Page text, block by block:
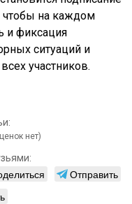
чтобы на каждом
и фиксация
ситуаций и
участников.
нет)
Отправить